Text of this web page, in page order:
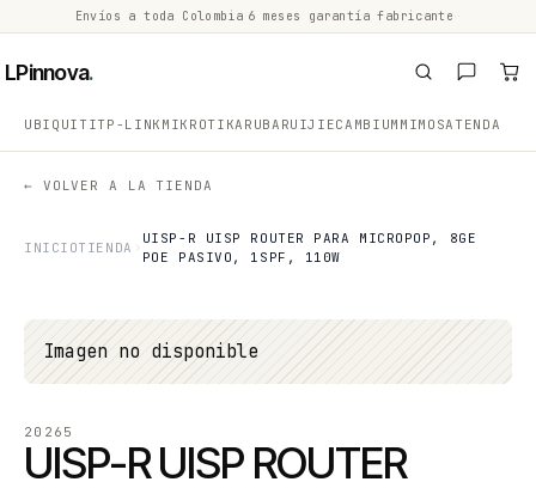
Envíos a toda Colombia 6 meses garantía fabricante
LPinnova.
UBIQUITITP-LINK MIKROTIKARUBA RUIJIECAMBIUM MIMOSATENDA
← VOLVER A LA TIENDA
INICIOTIENDA
UISP-R UISP ROUTER PARA MICROPOP, 8GE
POE PASIVO, 1SPF, 110W
Imagen no disponible
20265
UISP-R UISP ROUTER